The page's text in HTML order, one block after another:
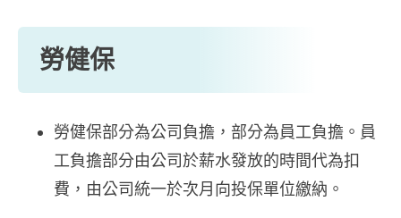
勞健保
勞健保部分為公司負擔，部分為員工負擔。員
工負擔部分由公司於薪水發放的時間代為扣
費，由公司統一於次月向投保單位繳納。